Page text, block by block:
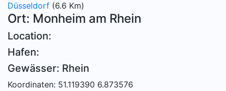
Düsseldorf (6.6 Km)
Ort: Monheim am Rhein
Location:
Hafen:
Gewässer: Rhein
Koordinaten: 51.119390 6.873576